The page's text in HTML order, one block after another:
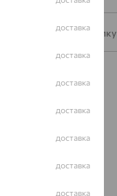
Подписаться на рассылку
доставка
доставка
доставка
доставка
доставка
доставка
доставка